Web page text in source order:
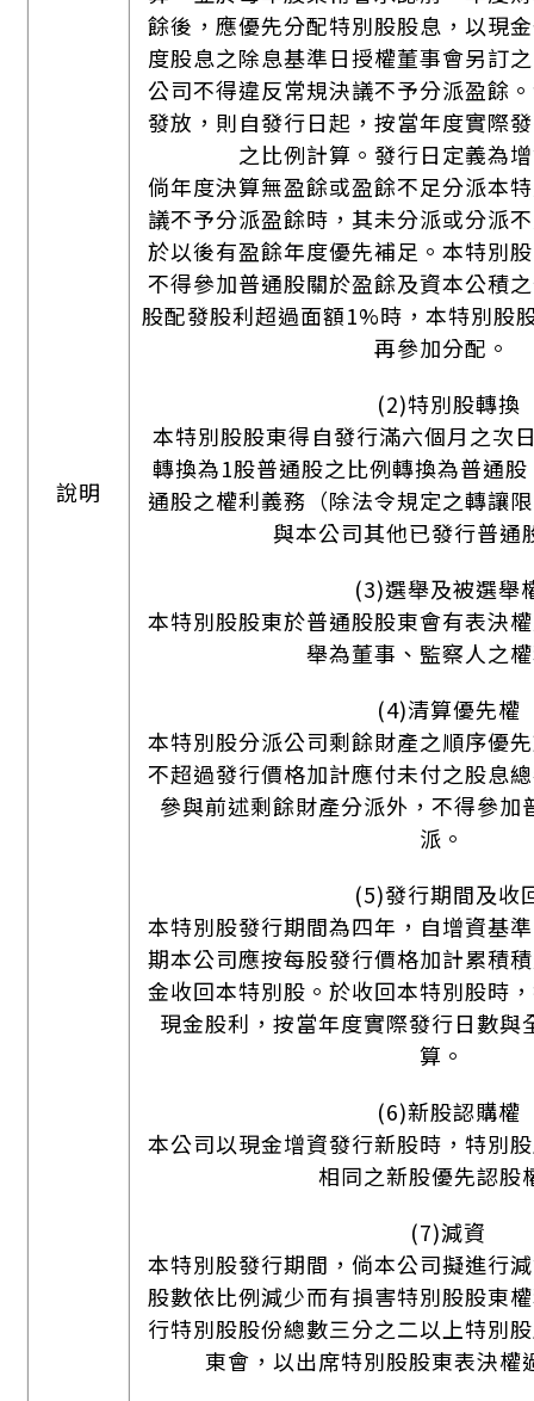
說明
餘後，應優先分配特別股股息，以現
度股息之除息基準日授權董事會另訂
公司不得違反常規決議不予分派盈餘
發放，則自發行日起，按當年度實際
之比例計算。發行日定義為
倘年度決算無盈餘或盈餘不足分派本
議不予分派盈餘時，其未分派或分派
於以後有盈餘年度優先補足。本特別
不得參加普通股關於盈餘及資本公積
股配發股利超過面額1%時，本特別股
再參加分配。
(2)特別股轉換
本特別股股東得自發行滿六個月之次
轉換為1股普通股之比例轉換為普通
通股之權利義務（除法令規定之轉讓
與本公司其他已發行普通
(3)選舉及被選舉
本特別股股東於普通股股東會有表決
舉為董事、監察人之
(4)清算優先權
本特別股分派公司剩餘財產之順序優
不超過發行價格加計應付未付之股息
參與前述剩餘財產分派外，不得參加
派。
(5)發行期間及收
本特別股發行期間為四年，自增資基
期本公司應按每股發行價格加計累積
金收回本特別股。於收回本特別股時
現金股利，按當年度實際發行日數與
算。
(6)新股認購權
本公司以現金增資發行新股時，特別
相同之新股優先認股
(7)減資
本特別股發行期間，倘本公司擬進行
股數依比例減少而有損害特別股股東
行特別股股份總數三分之二以上特別
東會，以出席特別股股東表決權